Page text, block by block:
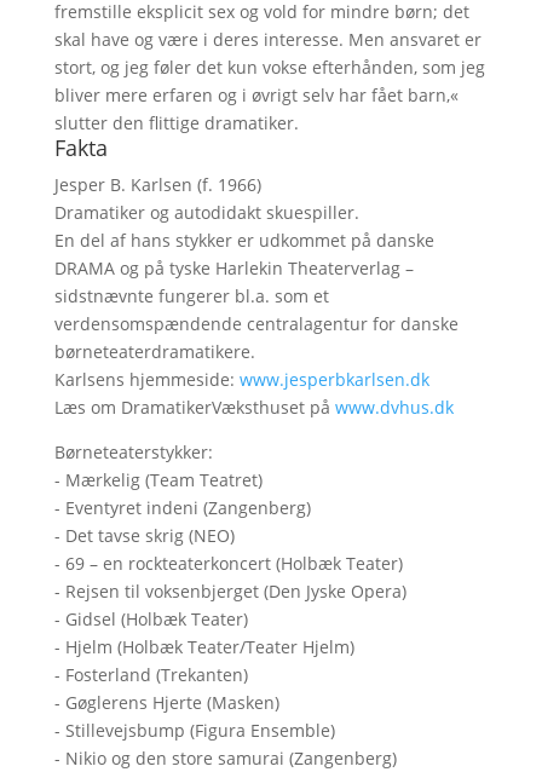
fremstille eksplicit sex og vold for mindre børn; det
skal have og være i deres interesse. Men ansvaret er
stort, og jeg føler det kun vokse efterhånden, som jeg
bliver mere erfaren og i øvrigt selv har fået barn,«
slutter den flittige dramatiker.
Fakta
Jesper B. Karlsen (f. 1966)
Dramatiker og autodidakt skuespiller.
En del af hans stykker er udkommet på danske
DRAMA og på tyske Harlekin Theaterverlag –
sidstnævnte fungerer bl.a. som et
verdensomspændende centralagentur for danske
børneteaterdramatikere.
Karlsens hjemmeside: www.jesperbkarlsen.dk
Læs om DramatikerVæksthuset på www.dvhus.dk
Børneteaterstykker:
- Mærkelig (Team Teatret)
- Eventyret indeni (Zangenberg)
- Det tavse skrig (NEO)
- 69 – en rockteaterkoncert (Holbæk Teater)
- Rejsen til voksenbjerget (Den Jyske Opera)
- Gidsel (Holbæk Teater)
- Hjelm (Holbæk Teater/Teater Hjelm)
- Fosterland (Trekanten)
- Gøglerens Hjerte (Masken)
- Stillevejsbump (Figura Ensemble)
- Nikio og den store samurai (Zangenberg)